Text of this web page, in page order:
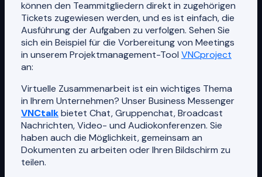
können den Teammitgliedern direkt in zugehörigen
Tickets zugewiesen werden, und es ist einfach, die
Ausführung der Aufgaben zu verfolgen. Sehen Sie
sich ein Beispiel für die Vorbereitung von Meetings
in unserem Projektmanagement-Tool VNCproject
an:
Virtuelle Zusammenarbeit ist ein wichtiges Thema
in Ihrem Unternehmen? Unser Business Messenger
VNCtalkbietet Chat, Gruppenchat, Broadcast
Nachrichten, Video- und Audiokonferenzen. Sie
haben auch die Möglichkeit, gemeinsam an
Dokumenten zu arbeiten oder Ihren Bildschirm zu
teilen.